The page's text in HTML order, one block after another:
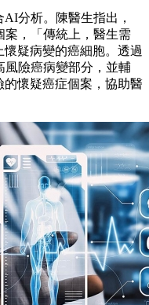
分析。陳醫生指出，
案，「傳統上，醫生需
疑病變的癌細胞。透過
風險癌病變部分，並輔
的懷疑癌症個案，協助醫